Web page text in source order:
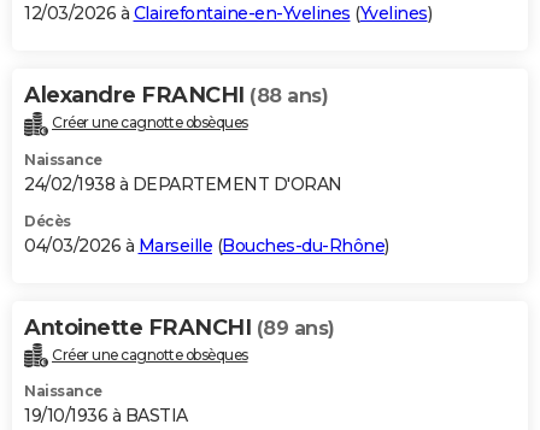
12/03/2026 à Clairefontaine-en-Yvelines (Yvelines)
Alexandre FRANCHI (88 ans)
Créer une cagnotte obsèques
Naissance
24/02/1938 à DEPARTEMENT D'ORAN
Décès
04/03/2026 à Marseille (Bouches-du-Rhône)
Antoinette FRANCHI (89 ans)
Créer une cagnotte obsèques
Naissance
19/10/1936 à BASTIA